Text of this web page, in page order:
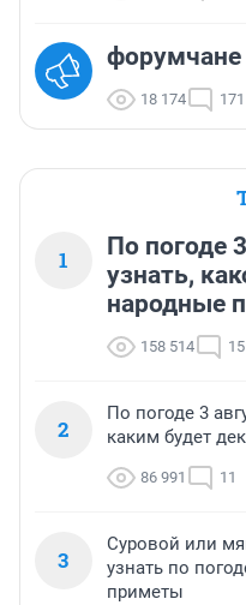
18 174 171
1
По погоде
узнать,
народные
158 514 15
2
По погоде 3
каким будет
86 991 11
3
Суровой или
узнать по
приметы